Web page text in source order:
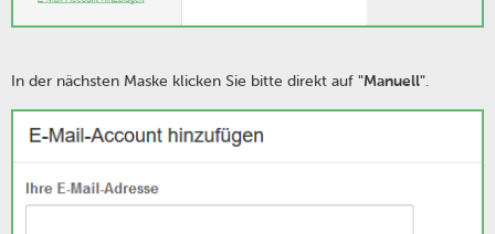
In der nächsten Maske klicken Sie bitte direkt auf "Manuell".